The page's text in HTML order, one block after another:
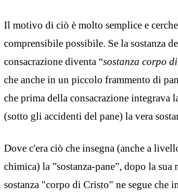
Il motivo di ciò è molto semplice e
comprensibile possibile. Se la sostanza
consacrazione diventa “sostanza corpo
che anche in un piccolo frammento di
che prima della consacrazione integrava
(sotto gli accidenti del pane) la vera
Dove c'era ciò che insegna (anche a
chimica) la ”sostanza-pane”, dopo la
sostanza "corpo di Cristo" ne segue che